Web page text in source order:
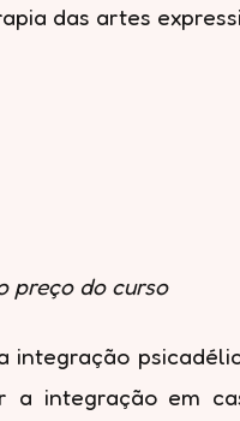
das artes
preço do curso
integração em